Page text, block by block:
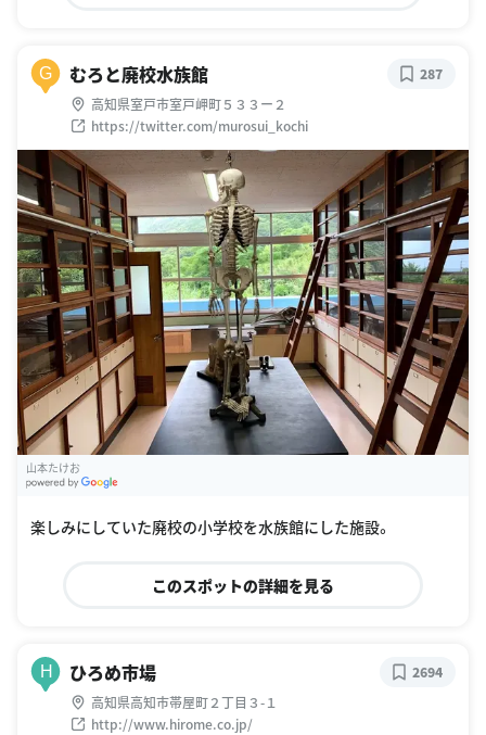
G むろと廃校水族館
高知県室戸市室戸岬町５３３ー２
https://twitter.com/murosui_kochi
287
山本たけお
楽しみにしていた廃校の小学校を水族館にした施設。
このスポットの詳細を見る
H ひろめ市場
高知県高知市帯屋町２丁目３-１
http://www.hirome.co.jp/
2694